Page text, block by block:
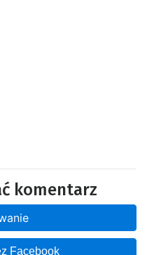
komentarz
Facebook